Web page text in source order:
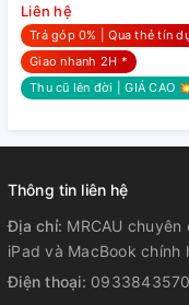
Liên hệ
Trả góp 0% | Qua thẻ tín
Giao nhanh 2H *
Thu cũ lên đời | GIÁ CAO
Thông tin liên hệ
Địa chỉ: MRCAU
iPad và MacBook chính
Điện thoại: 0933843570